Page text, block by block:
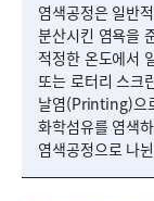
염색공정은 일반
분산시킨 염욕을
적정한 온도에서
또는 로터리 스크
날염(Printing)으
화학섬유를 염색
염색공정으로 나